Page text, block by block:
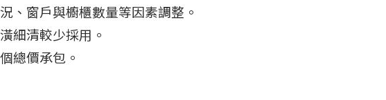
、窗戶與櫥櫃數量等因素調整。
細清較少採用。
總價承包。